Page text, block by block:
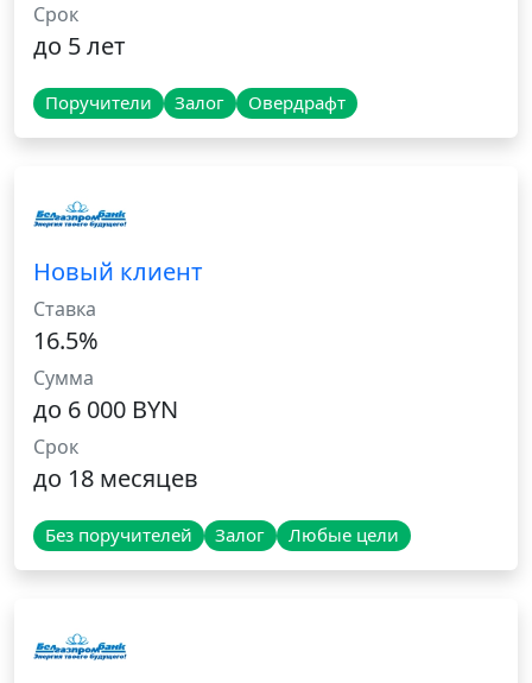
Срок
до 5 лет
Поручители Залог Овердрафт
Новый клиент
Ставка
16.5%
Сумма
до 6 000 BYN
Срок
до 18 месяцев
Без поручителей Залог Любые цели